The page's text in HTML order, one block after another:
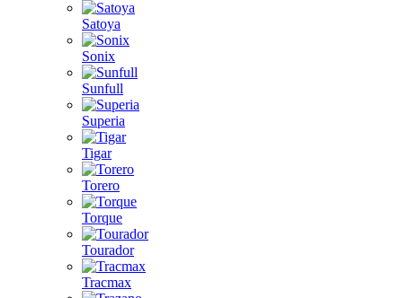
Satoya
Sonix
Sunfull
Superia
Tigar
Torero
Torque
Tourador
Tracmax